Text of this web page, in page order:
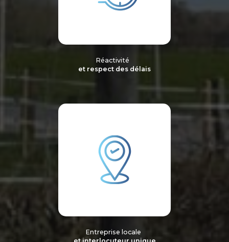
Réactivité
et respect des délais
Entreprise locale